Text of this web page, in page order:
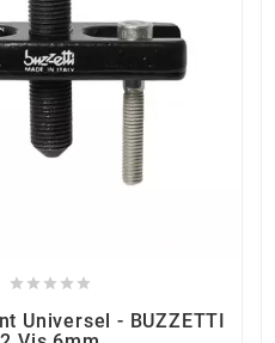
    
Universel - BUZZETTI